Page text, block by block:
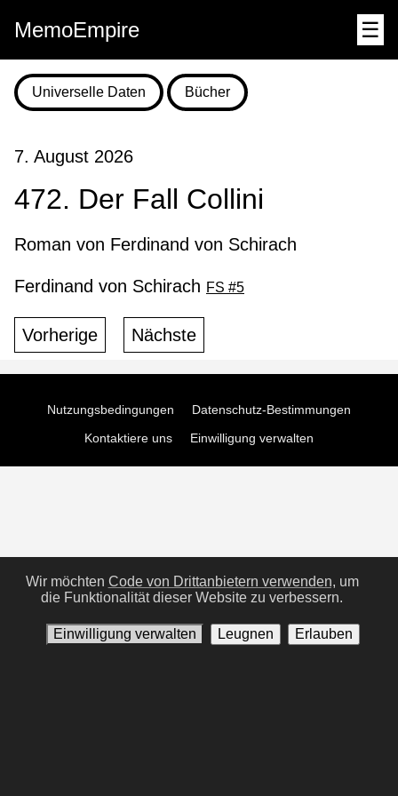
MemoEmpire ☰
Universelle Daten Bücher
7. August 2026
472. Der Fall Collini
Roman von Ferdinand von Schirach
Ferdinand von Schirach FS #5
Vorherige Nächste
Nutzungsbedingungen
Datenschutz-Bestimmungen
Kontaktiere uns
Einwilligung verwalten
Wir möchten Code von Drittanbietern verwenden, um
die Funktionalität dieser Website zu verbessern.
Einwilligung verwalten Leugnen Erlauben